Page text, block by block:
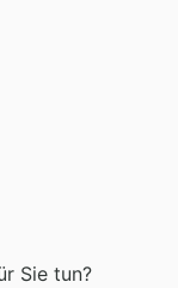
Sie tun?